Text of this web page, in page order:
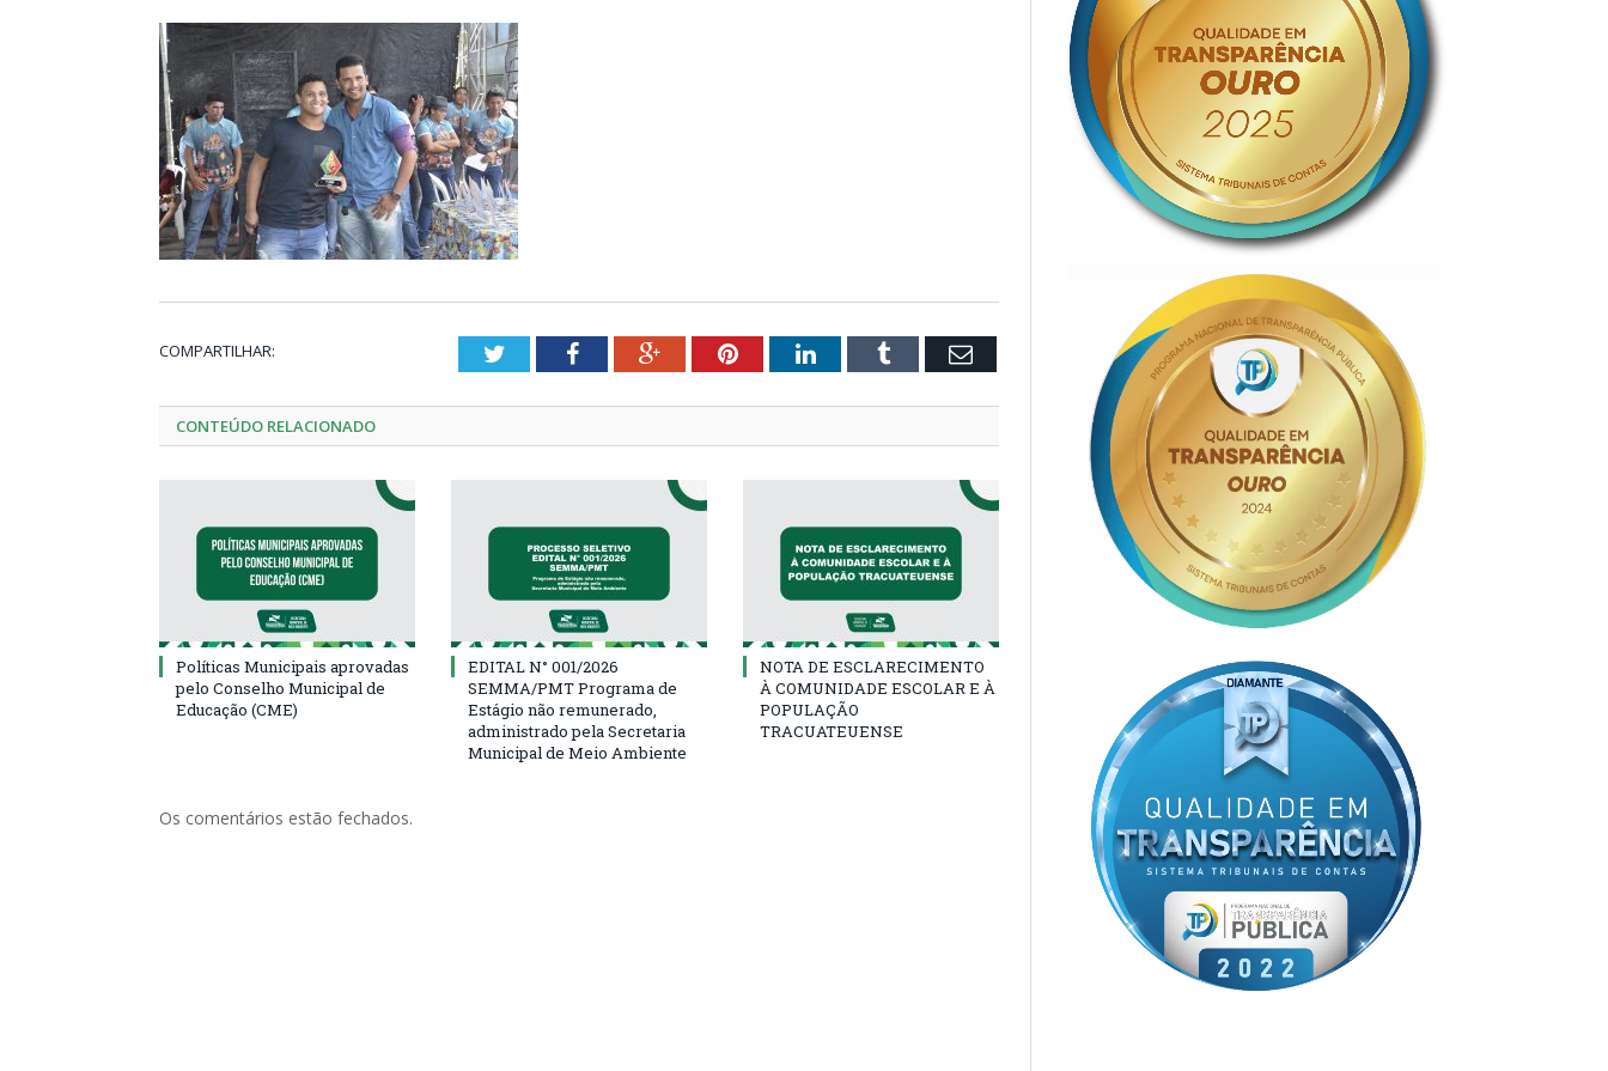
COMPARTILHAR: TwitterFacebookGoogle+PinterestLinkedInTumblr Email
CONTEÚDO RELACIONADO
Políticas Municipais aprovadas
pelo Conselho Municipal de
Educação (CME)
EDITAL N° 001/2026
SEMMA/PMT Programa de
Estágio não remunerado,
administrado pela Secretaria
Municipal de Meio Ambiente
NOTA DE ESCLARECIMENTO
À COMUNIDADE ESCOLAR E À
POPULAÇÃO
TRACUATEUENSE
Os comentários estão fechados.